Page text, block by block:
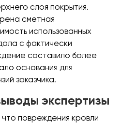
слоя покрытия.
сметная
использованных
с фактически
составило более
основания для
заказчика.
экспертизы
повреждения кровли